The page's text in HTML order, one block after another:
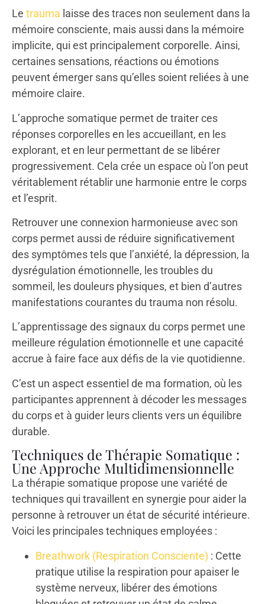
Le trauma laisse des traces non seulement dans la
mémoire consciente, mais aussi dans la mémoire
implicite, qui est principalement corporelle. Ainsi,
certaines sensations, réactions ou émotions
peuvent émerger sans qu’elles soient reliées à une
mémoire claire.
L’approche somatique permet de traiter ces
réponses corporelles en les accueillant, en les
explorant, et en leur permettant de se libérer
progressivement. Cela crée un espace où l’on peut
véritablement rétablir une harmonie entre le corps
et l’esprit.
Retrouver une connexion harmonieuse avec son
corps permet aussi de réduire significativement
des symptômes tels que l’anxiété, la dépression, la
dysrégulation émotionnelle, les troubles du
sommeil, les douleurs physiques, et bien d’autres
manifestations courantes du trauma non résolu.
L’apprentissage des signaux du corps permet une
meilleure régulation émotionnelle et une capacité
accrue à faire face aux défis de la vie quotidienne.
C’est un aspect essentiel de ma formation, où les
participantes apprennent à décoder les messages
du corps et à guider leurs clients vers un équilibre
durable.
Techniques de Thérapie Somatique :
Une Approche Multidimensionnelle
La thérapie somatique propose une variété de
techniques qui travaillent en synergie pour aider la
personne à retrouver un état de sécurité intérieure.
Voici les principales techniques employées :
Breathwork (Respiration Consciente) : Cette
pratique utilise la respiration pour apaiser le
système nerveux, libérer des émotions